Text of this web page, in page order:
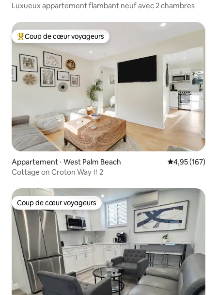
Luxueux appartement flambant neuf avec 2 chambres
Coups de cœur voyageurs les plus appréciés
Coup de cœur voyageurs
Appartement ⋅ West Palm Beach Évaluation
4,95 (167)
Cottage on Croton Way # 2
Coup de cœur voyageurs
Coup de cœur voyageurs